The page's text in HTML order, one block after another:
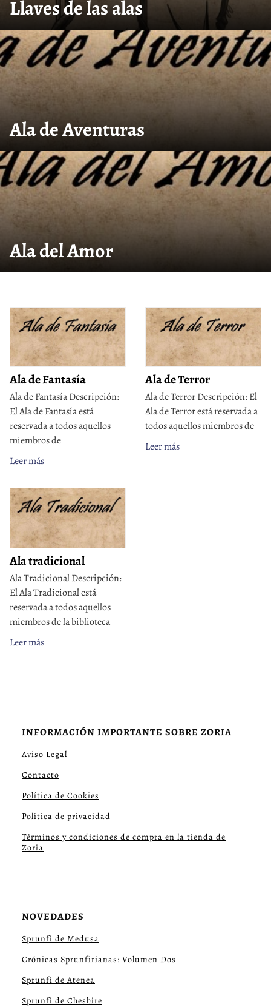
Llaves de las alas
Ala de Aventuras
Ala del Amor
Ala de Fantasía
Ala de Fantasía Descripción:
El Ala de Fantasía está
reservada a todos aquellos
miembros de
Leer más
Ala de Terror
Ala de Terror Descripción: El
Ala de Terror está reservada a
todos aquellos miembros de
Leer más
Ala tradicional
Ala Tradicional Descripción:
El Ala Tradicional está
reservada a todos aquellos
miembros de la biblioteca
Leer más
INFORMACIÓN IMPORTANTE SOBRE ZORIA
Aviso Legal
Contacto
Política de Cookies
Política de privacidad
Términos y condiciones de compra en la tienda de
Zoria
NOVEDADES
Sprunfi de Medusa
Crónicas Sprunfirianas: Volumen Dos
Sprunfi de Atenea
Sprunfi de Cheshire